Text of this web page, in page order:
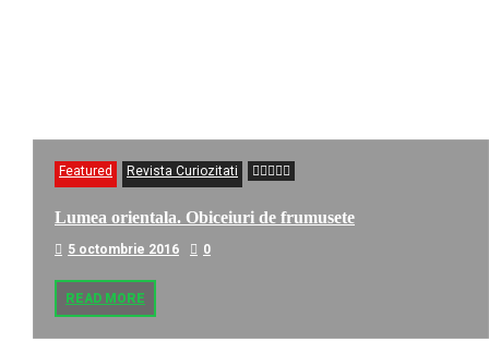
Featured Revista Curiozitati
Lumea orientala. Obiceiuri de frumusete
5 octombrie 2016 0
READ MORE